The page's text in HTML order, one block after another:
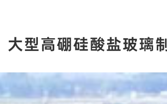
大型高硼硅酸盐玻璃